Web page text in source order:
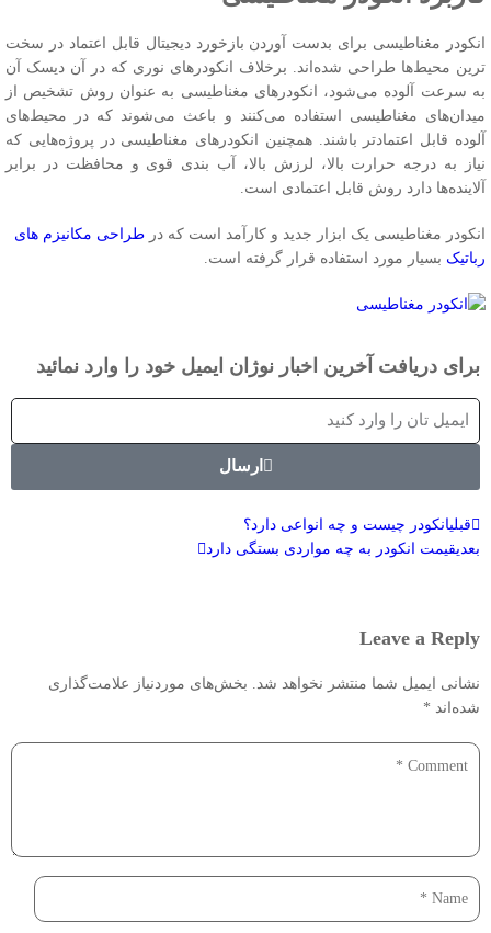
مغناطیسی برای بدست آوردن بازخورد دیجیتال قابل اعتماد در سخت
محیط‌ها طراحی شده‌اند. برخلاف انکودرهای نوری که در آن دیسک آن
سرعت آلوده می‌شود، انکودرهای مغناطیسی به عنوان روش تشخیص از
مغناطیسی استفاده می‌کنند و باعث می‌شوند که در محیط‌های
قابل اعتمادتر باشند. همچنین انکودرهای مغناطیسی در پروژه‌هایی که
به درجه حرارت بالا، لرزش بالا، آب بندی قوی و محافظت در برابر
دارد روش قابل اعتمادی است.
مغناطیسی یک ابزار جدید و کارآمد است که در طراحی مکانیزم های
بسیار مورد استفاده قرار گرفته است.
برای دریافت آخرین اخبار نوژان ایمیل خود را وارد نمائید
ارسال
قبلیانکودر چیست و چه انواعی دارد؟
بعدیقیمت انکودر به چه مواردی بستگی دارد
Leave a Reply
نشانی ایمیل شما منتشر نخواهد شد.
بخش‌های موردنیاز علامت‌گذاری
شده‌اند*